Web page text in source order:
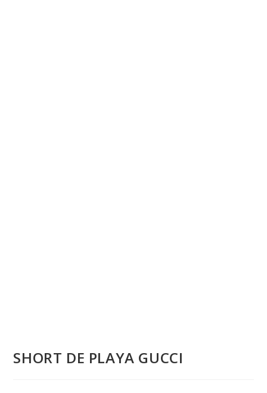
SHORT DE PLAYA GUCCI